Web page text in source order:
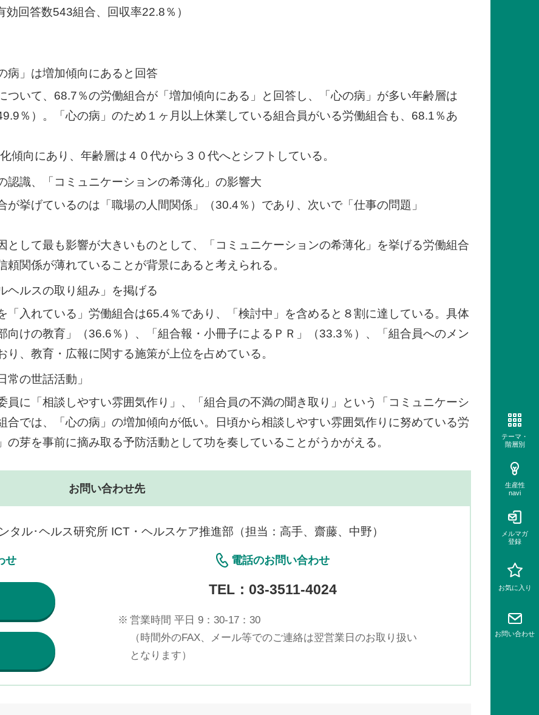
回答数543組合、回収率22.8％）
病」は増加傾向にあると回答
いて、68.7％の労働組合が「増加傾向にある」と回答し、「心の病」が多い年齢層は
％）。「心の病」のため１ヶ月以上休業している組合員がいる労働組合も、68.1％あ
傾向にあり、年齢層は４０代から３０代へとシフトしている。
認識、「コミュニケーションの希薄化」の影響大
が挙げているのは「職場の人間関係」（30.4％）であり、次いで「仕事の問題」
として最も影響が大きいものとして、「コミュニケーションの希薄化」を挙げる労働組合
関係が薄れていることが背景にあると考えられる。
ヘルスの取り組み」を掲げる
入れている」労働組合は65.4％であり、「検討中」を含めると８割に達している。具体
向けの教育」（36.6％）、「組合報・小冊子によるＰＲ」（33.3％）、「組合員へのメン
、教育・広報に関する施策が上位を占めている。
の世話活動」
員に「相談しやすい雰囲気作り」、「組合員の不満の聞き取り」という「コミュニケーシ
合では、「心の病」の増加傾向が低い。日頃から相談しやすい雰囲気作りに努めている労
芽を事前に摘み取る予防活動として功を奏していることがうかがえる。
お問い合わせ先
タル･ヘルス研究所 ICT・ヘルスケア推進部（担当：高手、齋藤、中野）
せ 電話のお問い合わせ
TEL： 03-3511-4024
※ 営業時間 平日 9：30-17：30
（時間外のFAX、メール等でのご連絡は翌営業日のお取り扱い
となります）
テーマ・
階層別
生産性
navi
メルマガ
登録
お気に入り
お問い合わせ